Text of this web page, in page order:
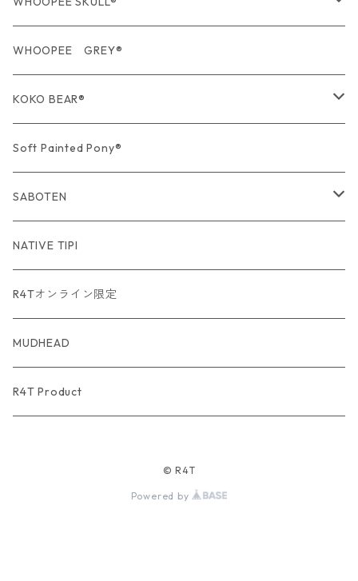
期間限定商品
USA Fabric series数量限定
期間限定商品
WHOOPEE GREY®
KOKO BEAR®
USA Fabric series数量限定
Soft Painted Pony®
SABOTEN
USA Fabric series数量限定
NATIVE TIPI
R4Tオンライン限定
MUDHEAD
R4T Product
© R4T
Powered by